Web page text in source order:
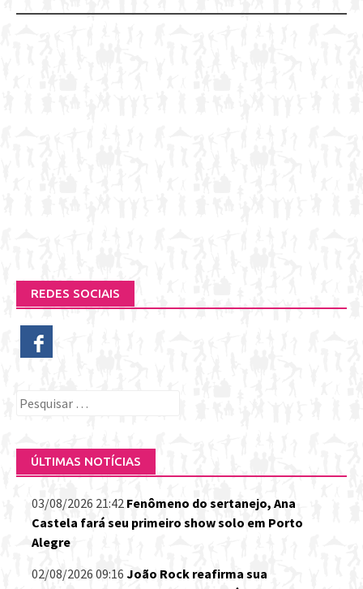
REDES SOCIAIS
Pesquisar
ÚLTIMAS NOTÍCIAS
03/08/2026 21:42 Fenômeno do sertanejo, Ana
Castela fará seu primeiro show solo em Porto
Alegre
02/08/2026 09:16 João Rock reafirma sua